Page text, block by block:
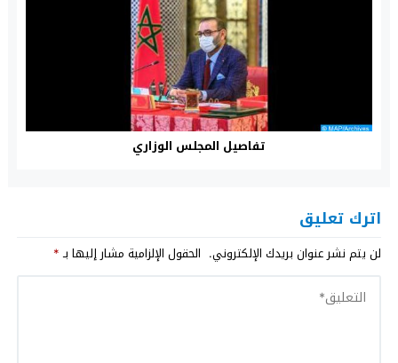
تفاصيل المجلس الوزاري
اترك تعليق
لن يتم نشر عنوان بريدك الإلكتروني. الحقول الإلزامية مشار إليها بـ*